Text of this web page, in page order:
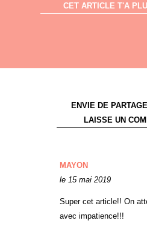
CET ARTICLE T'A
ENVIE DE
LAISSE UN
MAYON
le 15 mai 2019
Super cet article!! On
avec impatience!!!